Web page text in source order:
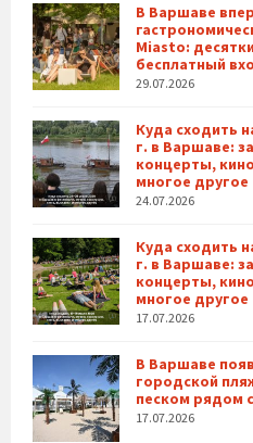
В Варшаве
Miasto:
бесплатный
29.07.2026
Куда сходить
г. в Варшаве:
концерты,
многое другое
24.07.2026
Куда сходить
г. в Варшаве:
концерты,
многое другое
17.07.2026
В Варшаве
городской
песком рядом
17.07.2026